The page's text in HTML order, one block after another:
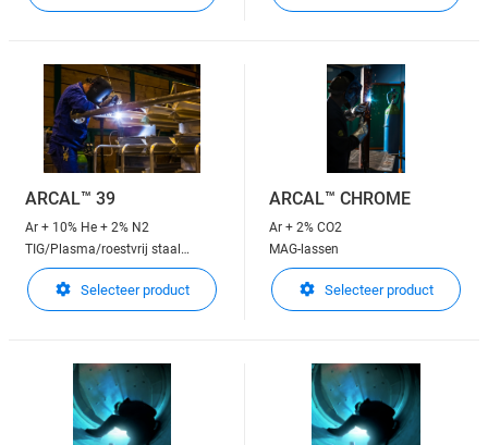
ARCAL™ 39
Ar + 10% He + 2% N2
TIG/Plasma/roestvrij staal
lassen
Selecteer product
ARCAL™ CHROME
Ar + 2% CO2
MAG-lassen
Selecteer product